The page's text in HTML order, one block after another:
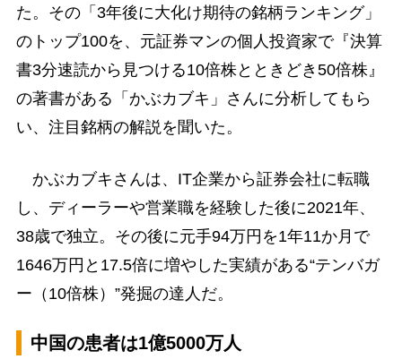
た。その「3年後に大化け期待の銘柄ランキング」
のトップ100を、元証券マンの個人投資家で『決算
書3分速読から見つける10倍株とときどき50倍株』
の著書がある「かぶカブキ」さんに分析してもら
い、注目銘柄の解説を聞いた。
かぶカブキさんは、IT企業から証券会社に転職
し、ディーラーや営業職を経験した後に2021年、
38歳で独立。その後に元手94万円を1年11か月で
1646万円と17.5倍に増やした実績がある“テンバガ
ー（10倍株）”発掘の達人だ。
中国の患者は1億5000万人